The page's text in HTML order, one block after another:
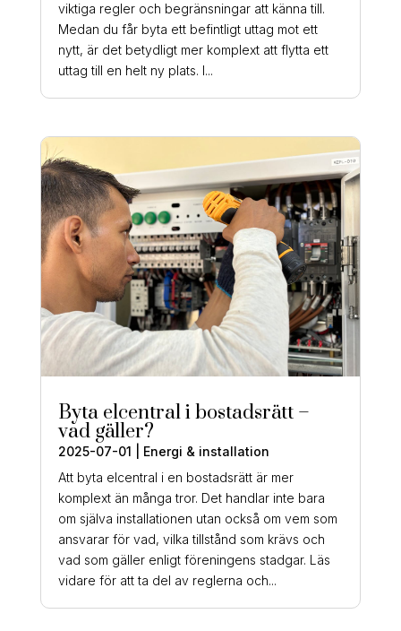
viktiga regler och begränsningar att känna till.
Medan du får byta ett befintligt uttag mot ett
nytt, är det betydligt mer komplext att flytta ett
uttag till en helt ny plats. I...
Byta elcentral i bostadsrätt –
vad gäller?
2025-07-01
Energi & installation
Att byta elcentral i en bostadsrätt är mer
komplext än många tror. Det handlar inte bara
om själva installationen utan också om vem som
ansvarar för vad, vilka tillstånd som krävs och
vad som gäller enligt föreningens stadgar. Läs
vidare för att ta del av reglerna och...